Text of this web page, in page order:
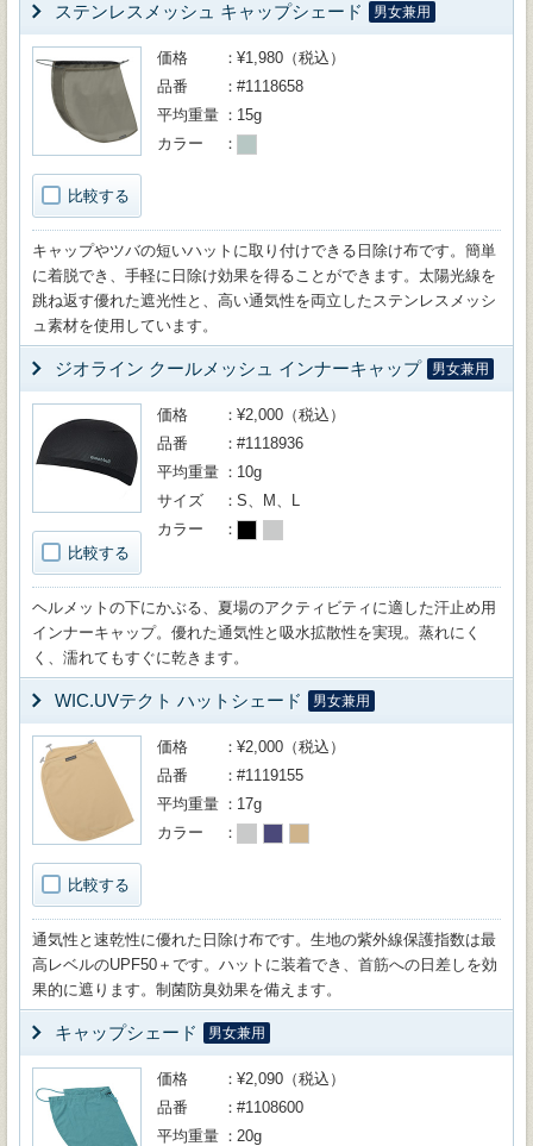
ステンレスメッシュ キャップシェード 男女兼用
比較する
価格
¥1,980（税込）
品番
#1118658
平均重量
15g
カラー
キャップやツバの短いハットに取り付けできる日除け布です。簡単
に着脱でき、手軽に日除け効果を得ることができます。太陽光線を
跳ね返す優れた遮光性と、高い通気性を両立したステンレスメッシ
ュ素材を使用しています。
ジオライン クールメッシュ インナーキャップ 男女兼用
比較する
価格
¥2,000（税込）
品番
#1118936
平均重量
10g
サイズ
S、M、L
カラー
ヘルメットの下にかぶる、夏場のアクティビティに適した汗止め用
インナーキャップ。優れた通気性と吸水拡散性を実現。蒸れにく
く、濡れてもすぐに乾きます。
WIC.UVテクト ハットシェード 男女兼用
比較する
価格
¥2,000（税込）
品番
#1119155
平均重量
17g
カラー
通気性と速乾性に優れた日除け布です。生地の紫外線保護指数は最
高レベルのUPF50＋です。ハットに装着でき、首筋への日差しを効
果的に遮ります。制菌防臭効果を備えます。
キャップシェード 男女兼用
価格
¥2,090（税込）
品番
#1108600
平均重量
20g